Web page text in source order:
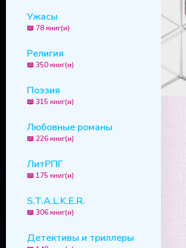
Ужасы
📖 78 книг(и)
Религия
📖 350 книг(и)
Поэзия
📖 315 книг(и)
Любовные романы
📖 226 книг(и)
ЛитРПГ
📖 175 книг(и)
S.T.A.L.K.E.R.
📖 306 книг(и)
Детективы и триллеры